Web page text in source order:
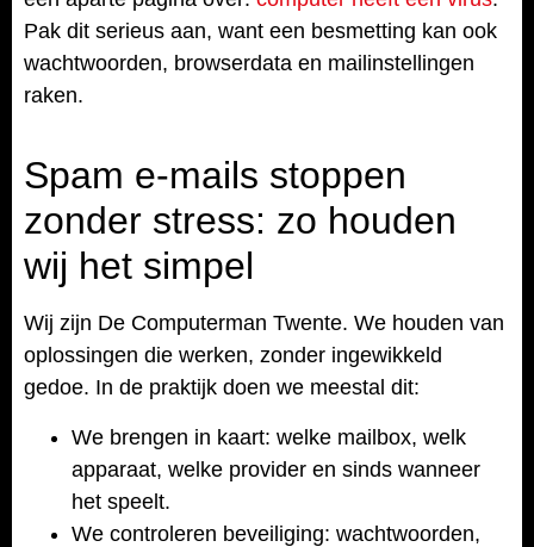
Pak dit serieus aan, want een besmetting kan ook
wachtwoorden, browserdata en mailinstellingen
raken.
Spam e-mails stoppen
zonder stress: zo houden
wij het simpel
Wij zijn De Computerman Twente. We houden van
oplossingen die werken, zonder ingewikkeld
gedoe. In de praktijk doen we meestal dit:
We brengen in kaart: welke mailbox, welk
apparaat, welke provider en sinds wanneer
het speelt.
We controleren beveiliging: wachtwoorden,